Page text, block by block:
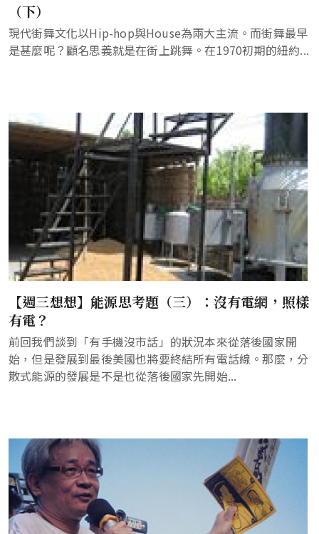
（下）
現代街舞文化以Hip-hop與House為兩大主流。而街舞最早
是甚麼呢？顧名思義就是在街上跳舞。在1970初期的紐約...
【週三想想】能源思考題（三）：沒有電網，照樣
有電？
前回我們談到「有手機沒市話」的狀況本來從落後國家開
始，但是發展到最後美國也將要終結所有電話線。那麼，分
散式能源的發展是不是也從落後國家先開始...